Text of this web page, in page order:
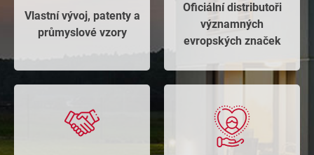
Vlastní vývoj, patenty a
průmyslové vzory​
Oficiální distributoři
významných
evropských značek​